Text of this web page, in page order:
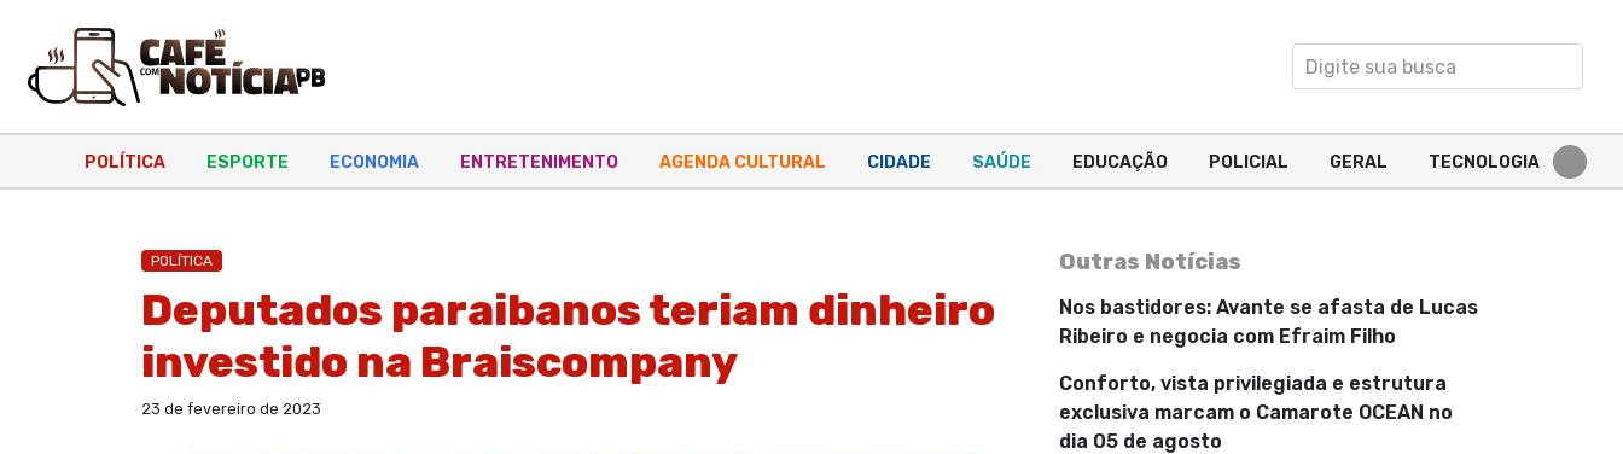
POLÍTICA ESPORTE ECONOMIA ENTRETENIMENTO AGENDA CULTURAL CIDADE SAÚDE EDUCAÇÃO POLICIAL GERAL TECNOLOGIA
POLÍTICA
Deputados paraibanos teriam dinheiro
investido na Braiscompany
23 de fevereiro de 2023
Outras Notícias
Nos bastidores: Avante se afasta de Lucas
Ribeiro e negocia com Efraim Filho
Conforto, vista privilegiada e estrutura
exclusiva marcam o Camarote OCEAN no
dia 05 de agosto